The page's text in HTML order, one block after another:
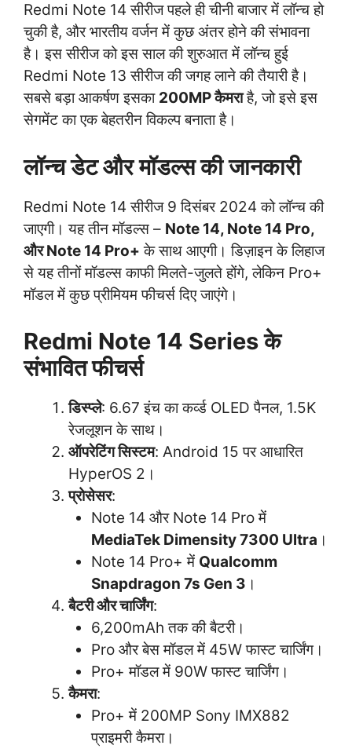
Redmi Note 14 सीरीज पहले ही चीनी बाजार में लॉन्च हो
चुकी है, और भारतीय वर्जन में कुछ अंतर होने की संभावना
है। इस सीरीज को इस साल की शुरुआत में लॉन्च हुई
Redmi Note 13 सीरीज की जगह लाने की तैयारी है।
सबसे बड़ा आकर्षण इसका 200MP कैमराहै, जो इसे इस
सेगमेंट का एक बेहतरीन विकल्प बनाता है।
लॉन्च डेट और मॉडल्स की जानकारी
Redmi Note 14 सीरीज 9 दिसंबर 2024 को लॉन्च की
जाएगी। यह तीन मॉडल्स – Note 14, Note 14 Pro,
और Note 14 Pro+ के साथ आएगी। डिज़ाइन के लिहाज
से यह तीनों मॉडल्स काफी मिलते-जुलते होंगे, लेकिन Pro+
मॉडल में कुछ प्रीमियम फीचर्स दिए जाएंगे।
Redmi Note 14 Series के
संभावित फीचर्स
डिस्प्ले: 6.67 इंच का कर्व्ड OLED पैनल, 1.5K
रेजलूशन के साथ।
ऑपरेटिंग सिस्टम: Android 15 पर आधारित
HyperOS 2।
प्रोसेसर:
Note 14 और Note 14 Pro में
MediaTek Dimensity 7300 Ultra ।
Note 14 Pro+ में Qualcomm
Snapdragon 7s Gen 3 ।
बैटरी और चार्जिंग:
6,200mAh तक की बैटरी।
Pro और बेस मॉडल में 45W फास्ट चार्जिंग।
Pro+ मॉडल में 90W फास्ट चार्जिंग।
कैमरा:
Pro+ में 200MP Sony IMX882
प्राइमरी कैमरा।